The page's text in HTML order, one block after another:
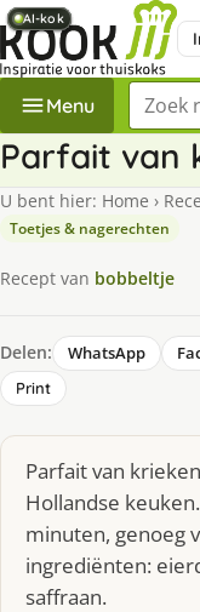
Menu Zoek
Parfait van
U bent hier: Home ›
Toetjes & nagerechten
Recept van bobbeltje
Delen: WhatsApp
Print
Parfait van
Hollandse
minuten, genoeg
ingrediënten:
saffraan.
AI-kok
AI-kok
AI-kok
AI-kok
AI-kok
AI-kok